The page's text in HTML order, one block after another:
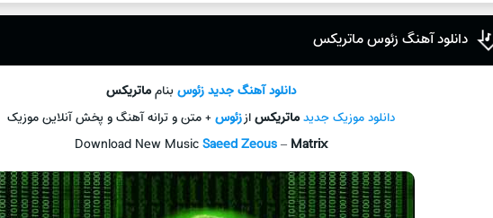
دانلود آهنگ زئوس ماتریکس
دانلود آهنگ جدیدزئوسبنامماتریکس
دانلود موزیک جدیدماتریکساززئوس+ متن و ترانه آهنگ و پخش آنلاین موزیک
Download New MusicSaeed Zeous– Matrix